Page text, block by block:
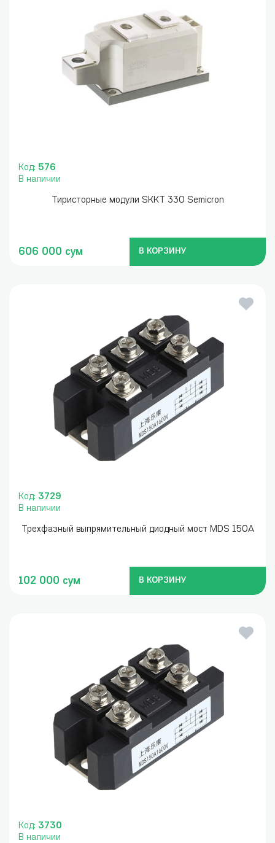
Код: 576
В наличии
Тиристорные модули SKKT 330 Semicron
606 000 сум В КОРЗИНУ
Код: 3729
В наличии
Трехфазный выпрямительный диодный мост MDS 150A
102 000 сум В КОРЗИНУ
Код: 3730
В наличии